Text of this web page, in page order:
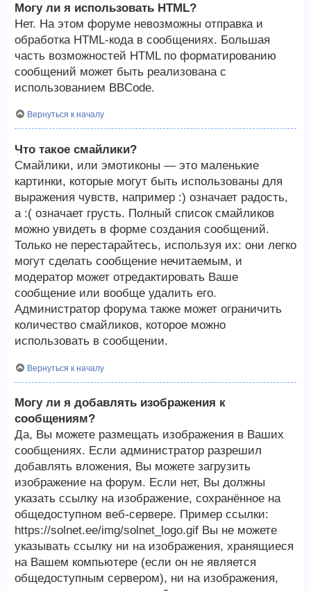
Могу ли я использовать HTML?
Нет. На этом форуме невозможны отправка и
обработка HTML-кода в сообщениях. Большая
часть возможностей HTML по форматированию
сообщений может быть реализована с
использованием BBCode.
Вернуться к началу
Что такое смайлики?
Смайлики, или эмотиконы — это маленькие
картинки, которые могут быть использованы для
выражения чувств, например :) означает радость,
а :( означает грусть. Полный список смайликов
можно увидеть в форме создания сообщений.
Только не перестарайтесь, используя их: они легко
могут сделать сообщение нечитаемым, и
модератор может отредактировать Ваше
сообщение или вообще удалить его.
Администратор форума также может ограничить
количество смайликов, которое можно
использовать в сообщении.
Вернуться к началу
Могу ли я добавлять изображения к
сообщениям?
Да, Вы можете размещать изображения в Ваших
сообщениях. Если администратор разрешил
добавлять вложения, Вы можете загрузить
изображение на форум. Если нет, Вы должны
указать ссылку на изображение, сохранённое на
общедоступном веб-сервере. Пример ссылки:
https://solnet.ee/img/solnet_logo.gif Вы не можете
указывать ссылку ни на изображения, хранящиеся
на Вашем компьютере (если он не является
общедоступным сервером), ни на изображения,